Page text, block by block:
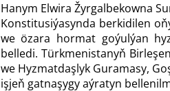
Hanym Elwira Žyrgalbekowna
Konstitusiýasynda berkidilen
we özara hormat goýulýan
belledi. Türkmenistanyň
we Hyzmatdaşlyk Guramasy,
işjeň gatnaşygy aýratyn